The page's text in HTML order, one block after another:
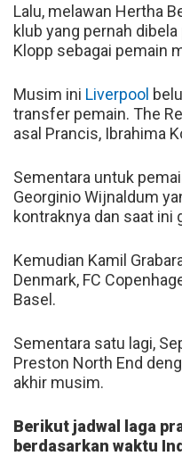
Lalu, melawan Hertha
klub yang pernah dibela
Klopp sebagai pemain
Musim ini Liverpool
transfer pemain. The
asal Prancis, Ibrahima
Sementara untuk
Georginio Wijnaldum
kontraknya dan saat ini
Kemudian Kamil
Denmark, FC
Basel.
Sementara satu lagi,
Preston North End
akhir musim.
Berikut jadwal laga
berdasarkan waktu